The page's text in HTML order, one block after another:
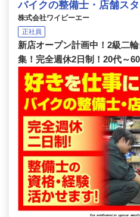
バイクの整備士・店舗ス
株式会社ワイビーエー
正社員
新店オープン計画中！2級二
集！完全週休2日制！20代～